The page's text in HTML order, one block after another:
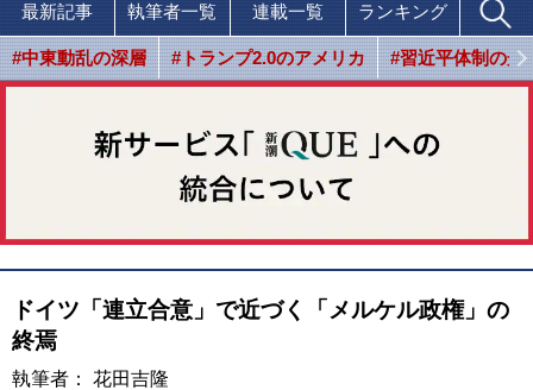
最新記事 執筆者一覧 連載一覧 ランキング
#中東動乱の深層 #トランプ2.0のアメリカ #習近平体制の光
ドイツ「連立合意」で近づく「メルケル政権」の
終焉
執筆者： 花田吉隆